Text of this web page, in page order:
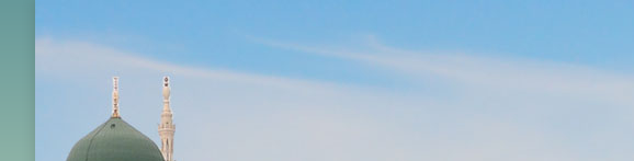
AWAL TENTANG KAMI